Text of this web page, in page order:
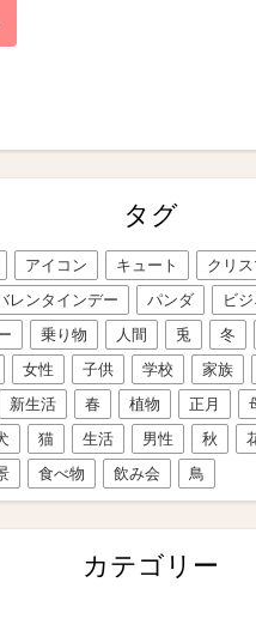
タグ
アイコン キュート クリ
レンタインデー パンダ
ビ
乗り物 人間 兎 冬
女性 子供 学校 家族
新生活 春 植物 正月
猫 生活 男性 秋
食べ物 飲み会 鳥
カテゴリー